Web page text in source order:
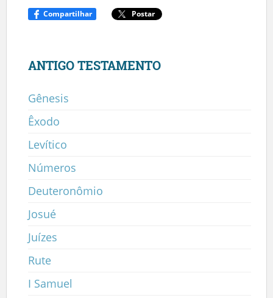
Compartilhar Postar
ANTIGO TESTAMENTO
Gênesis
Êxodo
Levítico
Números
Deuteronômio
Josué
Juízes
Rute
I Samuel